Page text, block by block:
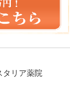
リア薬院